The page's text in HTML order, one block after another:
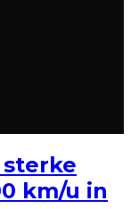
sterke
km/u in